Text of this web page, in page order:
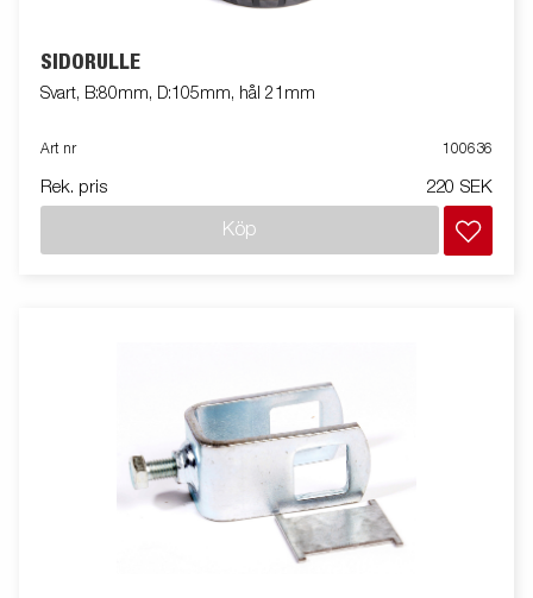
SIDORULLE
Svart, B:80mm, D:105mm, hål 21mm
Art nr 100636
Rek. pris 220 SEK
Köp